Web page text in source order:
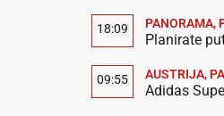
18:09 PANORAMA,
Planirate
09:55 AUSTRIJA,
Adidas